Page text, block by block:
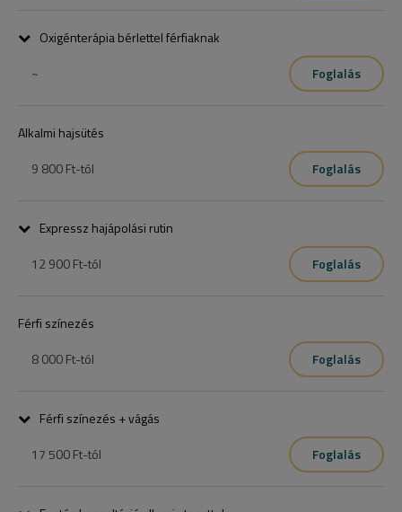
Oxigénterápia bérlettel férfiaknak
~
Foglalás
Alkalmi hajsütés
9 800 Ft-tól Foglalás
Expressz hajápolási rutin
12 900 Ft-tól Foglalás
Férfi színezés
8 000 Ft-tól Foglalás
Férfi színezés + vágás
17 500 Ft-tól Foglalás